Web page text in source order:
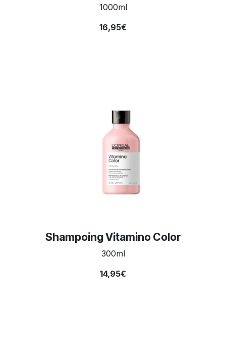
1000ml
16,95€
Shampoing Vitamino Color
300ml
14,95€